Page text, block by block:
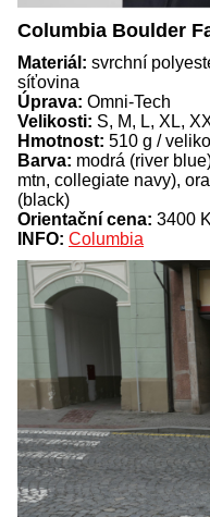
Columbia Boulder
Materiál: svrchní
síťovina
Úprava: Omni-Tech
Velikosti: S, M, L, XL,
Hmotnost: 510 g /
Barva: modrá (river
mtn, collegiate navy),
(black)
Orientační cena: 3400
INFO: Columbia